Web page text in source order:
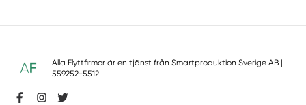
Alla Flyttfirmor är en tjänst frånSmartproduktion Sverige AB |
559252-5512